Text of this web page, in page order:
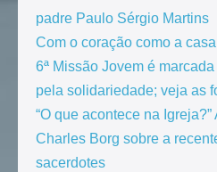
padre Paulo Sérgio Martins
Com o coração como a
6ª Missão Jovem é
pela solidariedade; veja as
“O que acontece na
Charles Borg sobre a
sacerdotes